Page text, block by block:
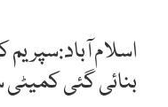
اسلام
بنائی گئی کمیٹی